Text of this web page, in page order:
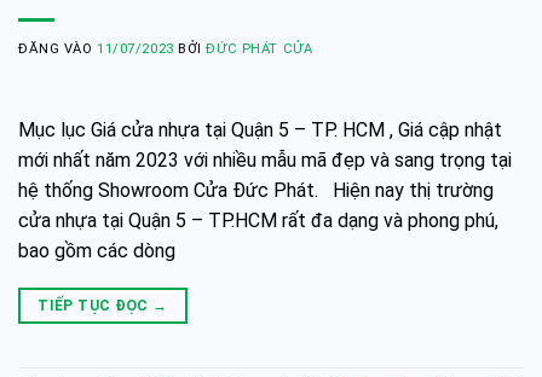
ĐĂNG VÀO11/07/2023 BỞIĐỨC PHÁT CỬA
Mục lục Giá cửa nhựa tại Quận 5 – TP. HCM , Giá cập nhật
mới nhất năm 2023 với nhiều mẫu mã đẹp và sang trọng tại
hệ thống Showroom Cửa Đức Phát. Hiện nay thị trường
cửa nhựa tại Quận 5 – TP.HCM rất đa dạng và phong phú,
bao gồm các dòng
TIẾP TỤC ĐỌC →